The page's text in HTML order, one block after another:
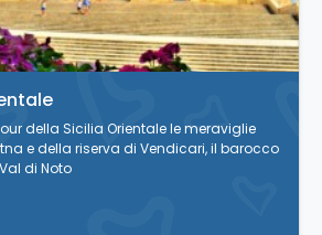
della Sicilia Orientale le meraviglie
e della riserva di Vendicari, il barocco
di Noto